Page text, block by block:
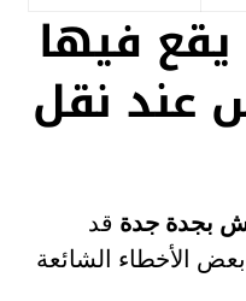
فيها
عند نقل
بجدة جدة قد
الأخطاء الشائعة